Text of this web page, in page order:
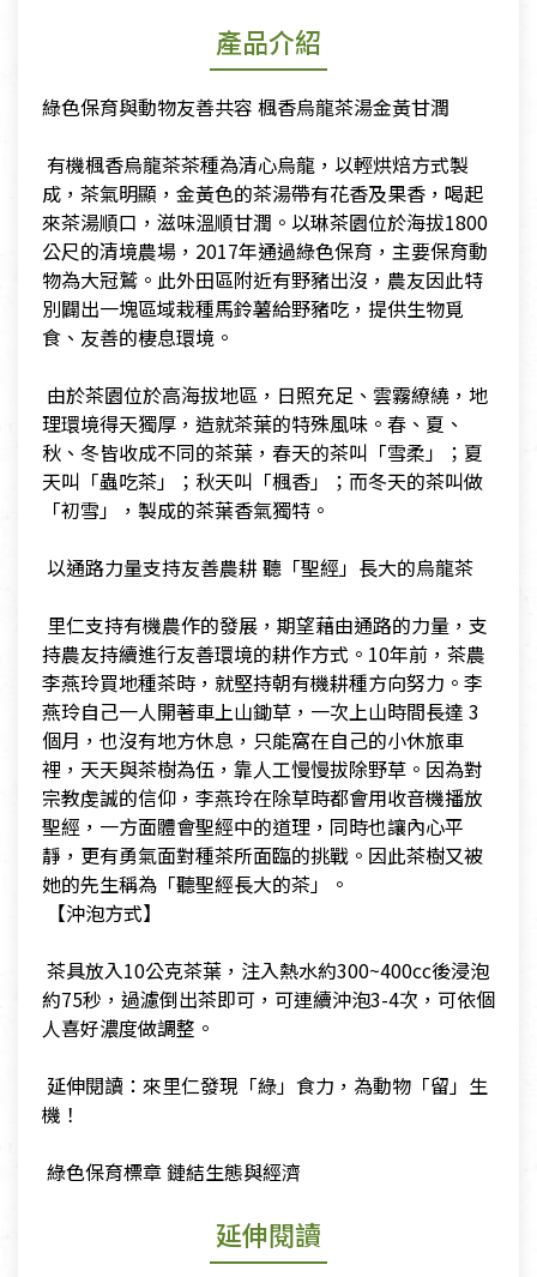
產品介紹
綠色保育與動物友善共容 楓香烏龍茶湯金黃甘潤
​ 有機楓香烏龍茶茶種為清心烏龍，以輕烘焙方式製
成，茶氣明顯，金黃色的茶湯帶有花香及果香，喝起
來茶湯順口，滋味溫順甘潤。以琳茶園位於海拔1800
公尺的清境農場，2017年通過綠色保育，主要保育動
物為大冠鷲。此外田區附近有野豬出沒，農友因此特
別闢出一塊區域栽種馬鈴薯給野豬吃，提供生物覓
食、友善的棲息環境。
​ 由於茶園位於高海拔地區，日照充足、雲霧繚繞，地
理環境得天獨厚，造就茶葉的特殊風味。春、夏、
秋、冬皆收成不同的茶葉，春天的茶叫「雪柔」；夏
天叫「蟲吃茶」；秋天叫「楓香」；而冬天的茶叫做
「初雪」，製成的茶葉香氣獨特。
​ 以通路力量支持友善農耕 聽「聖經」長大的烏龍茶
​ 里仁支持有機農作的發展，期望藉由通路的力量，支
持農友持續進行友善環境的耕作方式。10年前，茶農
李燕玲買地種茶時，就堅持朝有機耕種方向努力。李
燕玲自己一人開著車上山鋤草，一次上山時間長達 3
個月，也沒有地方休息，只能窩在自己的小休旅車
裡，天天與茶樹為伍，靠人工慢慢拔除野草。因為對
宗教虔誠的信仰，李燕玲在除草時都會用收音機播放
聖經，一方面體會聖經中的道理，同時也讓內心平
靜，更有勇氣面對種茶所面臨的挑戰。因此茶樹又被
她的先生稱為「聽聖經長大的茶」。
​ 【沖泡方式】
​ 茶具放入10公克茶葉，注入熱水約300~400cc後浸泡
約75秒，過濾倒出茶即可，可連續沖泡3-4次，可依個
人喜好濃度做調整。
​ 延伸閱讀：來里仁發現「綠」食力，為動物「留」生
機！
​ 綠色保育標章 鏈結生態與經濟
延伸閱讀